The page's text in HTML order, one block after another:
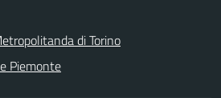
di Torino
Piemonte